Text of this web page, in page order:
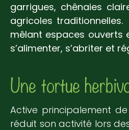
garrigues, chênaies
agricoles traditionnelles.
mêlant espaces ouverts
s’alimenter, s’abriter et
Une tortue
Active principalement
réduit son activité lors